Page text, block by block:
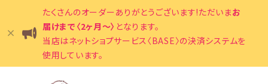
たくさんのオーダーありがとうございます!ただいまお
届けまで〈2ヶ月〜〉 となります。
当店はネットショプサービス〈BASE〉の決済システムを
使用しています。